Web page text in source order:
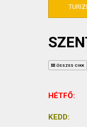
ÖSSZES CIKK
HÉTFŐ:
KEDD: